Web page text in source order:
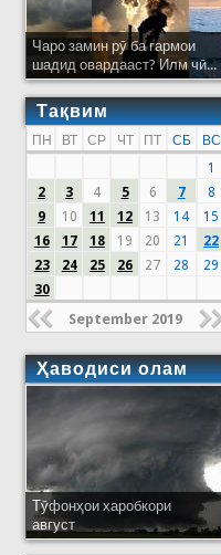
Чаро замин рӯ ба гармои
шадид овардааст? Илм чӣ...
Тақвим
ПН ВТ СР ЧТ ПТ СБ
ВС
1
2
3 4 5 6 7
8
9
10 11 12 13 14
15
16
17 18 19 20 21
22
23
24 25 26 27 28
29
30
September 2019
Ҳаводиси олам
Тӯфонҳои харобкори
август